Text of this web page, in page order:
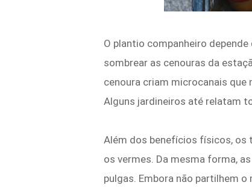
O plantio companheiro
sombrear as cenouras da
cenoura criam microcanais
Alguns jardineiros até relatam
Além dos benefícios físicos, os
os vermes. Da mesma forma,
pulgas. Embora não partilhem